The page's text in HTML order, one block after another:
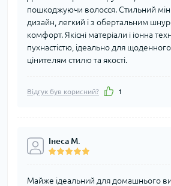
пошкоджуючи волосся. Стильний
дизайн, легкий і з обертальним
комфорт. Якісні матеріали і іонна
пухнастістю, ідеально для
цінителям стилю та якості.
Відгук був корисний? 1
Інеса М.
Майже ідеальний для домашнього